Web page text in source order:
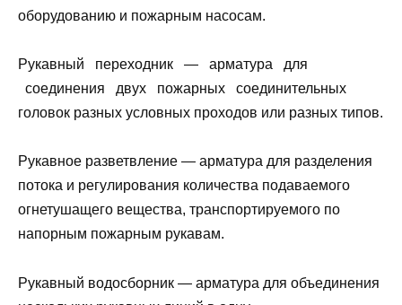
оборудованию и пожарным насосам.
Рукавный переходник — арматура для
соединения двух пожарных соединительных
головок разных условных проходов или разных типов.
Рукавное разветвление — арматура для разделения
потока и регулирования количества подаваемого
огнетушащего вещества, транспортируемого по
напорным пожарным рукавам.
Рукавный водосборник — арматура для объединения